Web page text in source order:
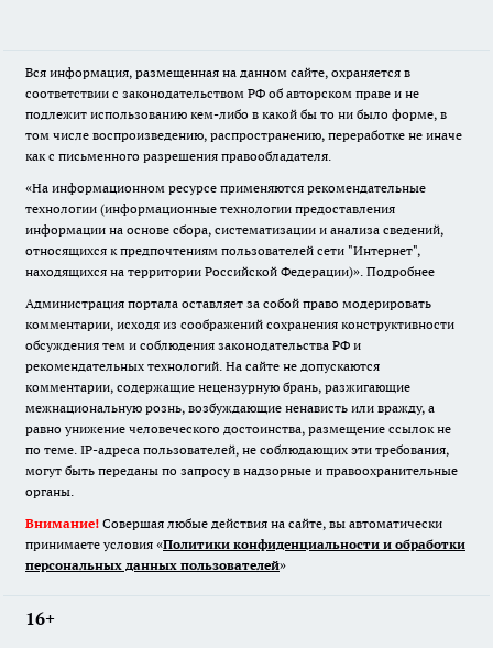
Вся информация, размещенная на данном сайте, охраняется в
соответствии с законодательством РФ об авторском праве и не
подлежит использованию кем-либо в какой бы то ни было форме, в
том числе воспроизведению, распространению, переработке не иначе
как с письменного разрешения правообладателя.
«На информационном ресурсе применяются рекомендательные
технологии (информационные технологии предоставления
информации на основе сбора, систематизации и анализа сведений,
относящихся к предпочтениям пользователей сети "Интернет",
находящихся на территории Российской Федерации)». Подробнее
Администрация портала оставляет за собой право модерировать
комментарии, исходя из соображений сохранения конструктивности
обсуждения тем и соблюдения законодательства РФ и
рекомендательных технологий. На сайте не допускаются
комментарии, содержащие нецензурную брань, разжигающие
межнациональную рознь, возбуждающие ненависть или вражду, а
равно унижение человеческого достоинства, размещение ссылок не
по теме. IP-адреса пользователей, не соблюдающих эти требования,
могут быть переданы по запросу в надзорные и правоохранительные
органы.
Внимание! Совершая любые действия на сайте, вы автоматически
принимаете условия «Политики конфиденциальности и обработки
персональных данных пользователей»
16+